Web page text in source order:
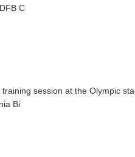
C
session at the Olympic
Bi